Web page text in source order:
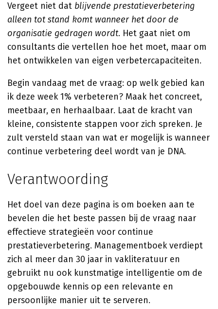
Vergeet niet dat blijvende prestatieverbetering
alleen tot stand komt wanneer het door de
organisatie gedragen wordt. Het gaat niet om
consultants die vertellen hoe het moet, maar om
het ontwikkelen van eigen verbetercapaciteiten.
Begin vandaag met de vraag: op welk gebied kan
ik deze week 1% verbeteren? Maak het concreet,
meetbaar, en herhaalbaar. Laat de kracht van
kleine, consistente stappen voor zich spreken. Je
zult versteld staan van wat er mogelijk is wanneer
continue verbetering deel wordt van je DNA.
Verantwoording
Het doel van deze pagina is om boeken aan te
bevelen die het beste passen bij de vraag naar
effectieve strategieën voor continue
prestatieverbetering. Managementboek verdiept
zich al meer dan 30 jaar in vakliteratuur en
gebruikt nu ook kunstmatige intelligentie om de
opgebouwde kennis op een relevante en
persoonlijke manier uit te serveren.